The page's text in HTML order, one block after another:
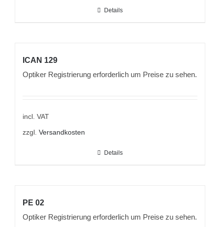
Details
ICAN 129
Optiker Registrierung erforderlich um Preise zu sehen.
incl. VAT
zzgl. Versandkosten
Details
PE 02
Optiker Registrierung erforderlich um Preise zu sehen.